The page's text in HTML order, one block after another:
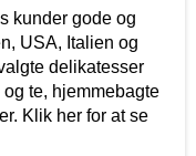
kunder gode og
USA, Italien og
delikatesser
te, hjemmebagte
Klik her for at se